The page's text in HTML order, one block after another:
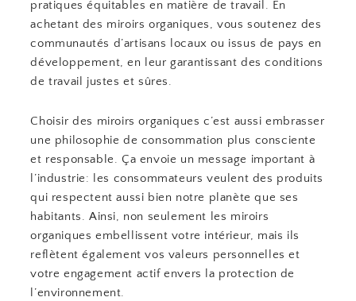
pratiques équitables en matière de travail. En
achetant des miroirs organiques, vous soutenez des
communautés d’artisans locaux ou issus de pays en
développement, en leur garantissant des conditions
de travail justes et sûres.
Choisir des miroirs organiques c’est aussi embrasser
une philosophie de consommation plus consciente
et responsable. Ça envoie un message important à
l’industrie: les consommateurs veulent des produits
qui respectent aussi bien notre planète que ses
habitants. Ainsi, non seulement les miroirs
organiques embellissent votre intérieur, mais ils
reflètent également vos valeurs personnelles et
votre engagement actif envers la protection de
l’environnement.